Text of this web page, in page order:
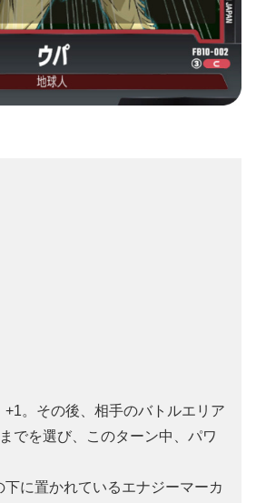
+1。その後、相手のバトルエリア
でを選び、このターン中、パワ
下に置かれているエナジーマーカ